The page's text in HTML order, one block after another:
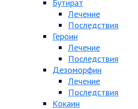
Бутират
Лечение
Последствия
Героин
Лечение
Последствия
Дезоморфин
Лечение
Последствия
Кокаин